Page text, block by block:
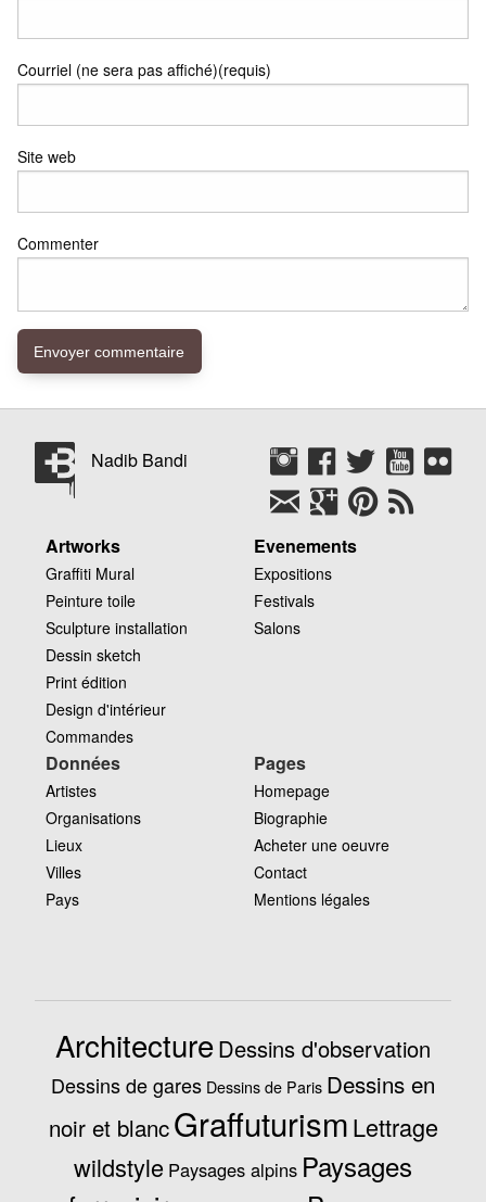
Courriel (ne sera pas affiché)(requis)
Site web
Commenter
Nadib Bandi
Artworks
Graffiti Mural
Peinture toile
Sculpture installation
Dessin sketch
Print édition
Design d'intérieur
Commandes
Evenements
Expositions
Festivals
Salons
Données
Artistes
Organisations
Lieux
Villes
Pays
Pages
Homepage
Biographie
Acheter une oeuvre
Contact
Mentions légales
ArchitectureDessins d'observation
Dessins de gares Dessins de Paris Dessins en
noir et blancGraffuturismLettrage
wildstyle Paysages alpins Paysages